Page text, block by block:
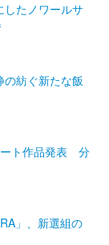
したノワールサ
紡ぐ新たな飯
ート作品発表 分
」、新選組の